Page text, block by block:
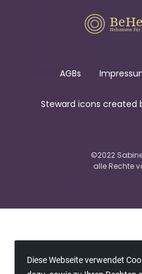
AGBs
Steward icons created
©2022
alle Rechte
Diese Webseite verwendet